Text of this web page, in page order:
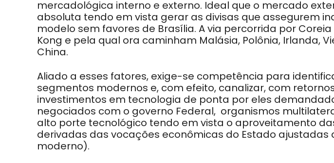
mercadológica interno e externo. Ideal que o mercado
absoluta tendo em vista gerar as divisas que assegurem
modelo sem favores de Brasília. A via percorrida por Coreia
Kong e pela qual ora caminham Malásia, Polônia, Irlanda,
China.
Aliado a esses fatores, exige-se competência para
segmentos modernos e, com efeito, canalizar, com
investimentos em tecnologia de ponta por eles
negociados com o governo Federal, organismos
alto porte tecnológico tendo em vista o aproveitamento
derivadas das vocações econômicas do Estado ajustadas
moderno).